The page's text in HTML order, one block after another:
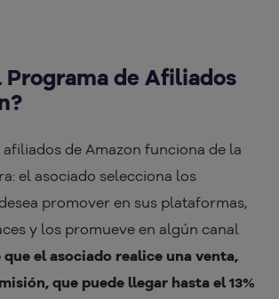
Programa de Afiliados
de Amazon funciona de la
el asociado selecciona los
promover en sus plataformas,
y los promueve en algún canal
que el asociado realice una venta,
que puede llegar hasta el 13%